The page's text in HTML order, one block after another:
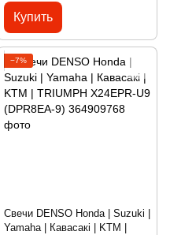
Купить
−7%
Свечи DENSO Honda | Suzuki |
Yamaha | Кавасакі | KTM |